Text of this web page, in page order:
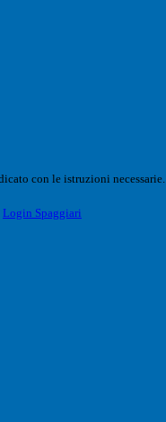
con le istruzioni necessarie.
Login Spaggiari